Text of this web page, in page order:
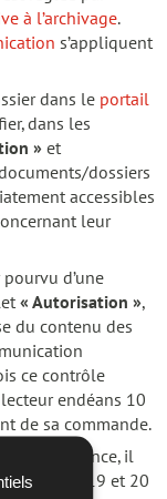
à l’archivage.
s’appliquent
dans le portail
dans les
» et
dossiers
accessibles
leur
d’une
« Autorisation »,
du contenu des
ce contrôle
endéans 10
de sa commande.
à échéance, il
17, 19 et 20